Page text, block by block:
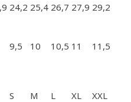
24,2 25,4 26,7 27,9 29,2
9,5 10 10,5 11 11,5
S M L XL XXL